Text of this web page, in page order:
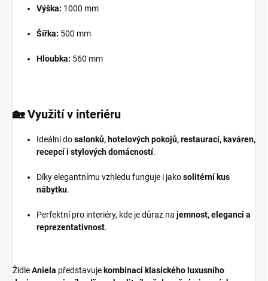
Výška: 1000 mm
Šířka: 500 mm
Hloubka: 560 mm
🏡Využití v interiéru
Ideální dosalonků, hotelových pokojů, restaurací, kaváren,
recepcí i stylových domácností.
Díky elegantnímu vzhledu funguje i jakosolitérní kus
nábytku.
Perfektní pro interiéry, kde je důraz na jemnost, eleganci a
reprezentativnost.
ŽidleAniela představuje kombinaci klasického luxusního